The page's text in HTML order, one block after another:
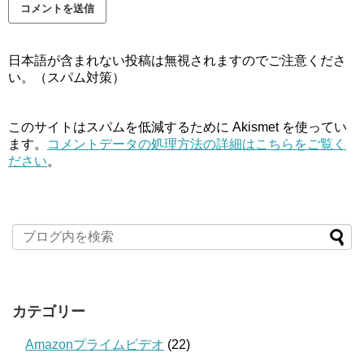
日本語が含まれない投稿は無視されますのでご注意くださ
い。（スパム対策）
このサイトはスパムを低減するために Akismet を使ってい
ます。
コメントデータの処理方法の詳細はこちらをご覧く
ださい。
カテゴリー
Amazonプライムビデオ (22)